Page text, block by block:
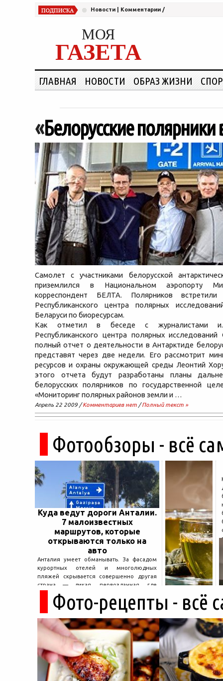
Новости Комментарии /
МОЯ
ГАЗЕТА
ГЛАВНАЯ НОВОСТИ ОБРАЗ ЖИЗНИ
«Белорусские
Самолет с участниками белорусской
приземлился в Национальном аэропорту
корреспондент БЕЛТА. Полярников встретили
Республиканского центра полярных
Беларуси по биоресурсам.
Как отметил в беседе с журналистами
Республиканского центра полярных
полный отчет о деятельности в Антарктиде
представят через две недели. Его рассмотрит
ресурсов и охраны окружающей среды Леонтий
этого отчета будут разработаны планы
белорусских полярников по государственной
«Мониторинг полярных районов земли и …
Апрель 22 2009 /Комментариев нет /Полный текст »
Фотообзоры - всё
Куда ведут дороги Анталии.
7 малоизвестных
маршрутов, которые
открываются только на
авто
Анталия умеет обманывать. За фасадом
курортных отелей и многолюдных
пляжей скрывается совершенно другая
страна — дикая, первозданная, где
древние руины дремлют в тени кедров, а
горные дороги ведут к местам, о которых
не расскажет ни один автобусный гид....
Фото-рецепты - всё